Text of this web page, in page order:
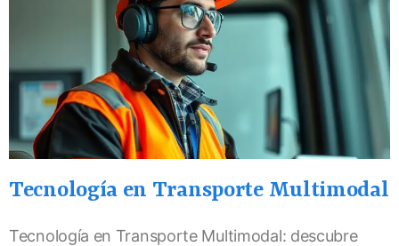
Tecnología en Transporte Multimodal
Tecnología en Transporte Multimodal: descubre